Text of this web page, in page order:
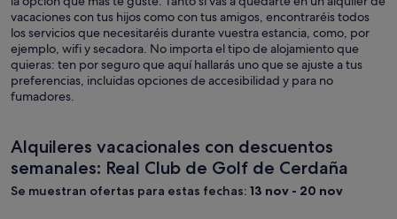
vacaciones con tus hijos como con tus amigos, encontraréis todos
los servicios que necesitaréis durante vuestra estancia, como, por
ejemplo, wifi y secadora. No importa el tipo de alojamiento que
quieras: ten por seguro que aquí hallarás uno que se ajuste a tus
preferencias, incluidas opciones de accesibilidad y para no
fumadores.
Alquileres vacacionales con descuentos
semanales: Real Club de Golf de Cerdaña
Se muestran ofertas para estas fechas: 13 nov - 20 nov